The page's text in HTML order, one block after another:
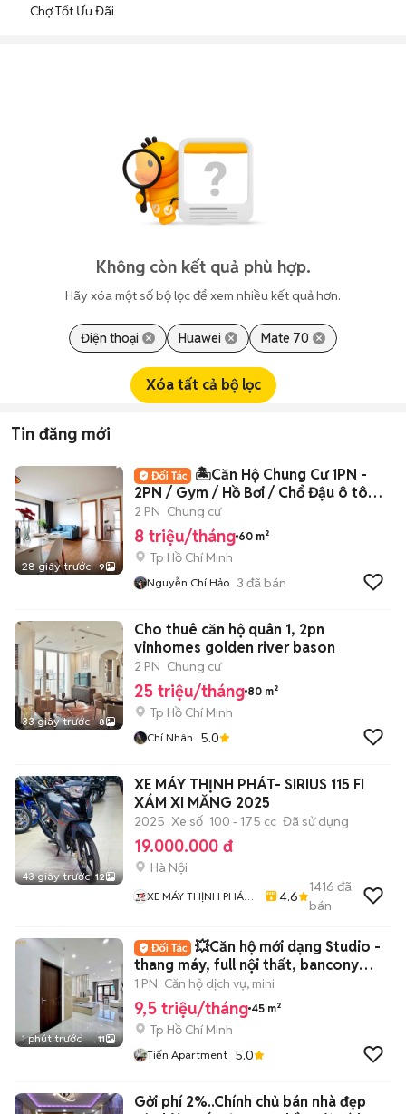
Chợ Tốt Ưu Đãi
Không còn kết quả phù hợp.
Hãy xóa một số bộ lọc để xem nhiều kết quả hơn.
Điện thoại Huawei Mate 70
Xóa tất cả bộ lọc
Tin đăng mới
28 giây trước 9
🏝️Căn Hộ Chung Cư 1PN -
2PN / Gym / Hồ Bơi / Chổ Đậu ô tô
Giá Chỉ 8Tr🏝️
2 PN Chung cư
8 triệu/tháng 60 m²
Tp Hồ Chí Minh
Nguyễn Chí Hảo 3 đã bán
33 giây trước 8
Cho thuê căn hộ quân 1, 2pn
vinhomes golden river bason
2 PN Chung cư
25 triệu/tháng 80 m²
Tp Hồ Chí Minh
Chí Nhân 5.0
43 giây trước 12
XE MÁY THỊNH PHÁT- SIRIUS 115 FI
XÁM XI MĂNG 2025
2025 Xe số 100 - 175 cc Đã sử dụng
19.000.000 đ
Hà Nội
XE MÁY THỊNH PHÁT
4.6
1416 đã
bán
1 phút trước 11
💥Căn hộ mới dạng Studio -
thang máy, full nội thất, bancony
thoáng mát
1 PN Căn hộ dịch vụ, mini
9,5 triệu/tháng 45 m²
Tp Hồ Chí Minh
Tiến Apartment 5.0
Gởi phí 2%..Chính chủ bán nhà đẹp